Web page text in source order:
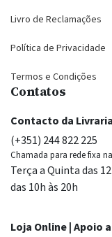
Livro de Reclamações
Política de Privacidade
Termos e Condições
Contatos
Contacto da Livraria
(+351) 244 822 225
Chamada para rede fixa
Terça a Quinta das
das 10h às 20h
Loja Online | Apoio